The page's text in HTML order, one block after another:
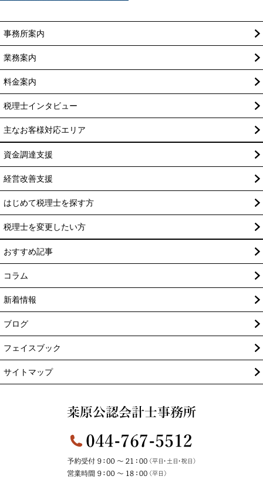
事務所案内
業務案内
料金案内
税理士インタビュー
主なお客様対応エリア
資金調達支援
経営改善支援
はじめて税理士を探す方
税理士を変更したい方
おすすめ記事
コラム
新着情報
ブログ
フェイスブック
サイトマップ